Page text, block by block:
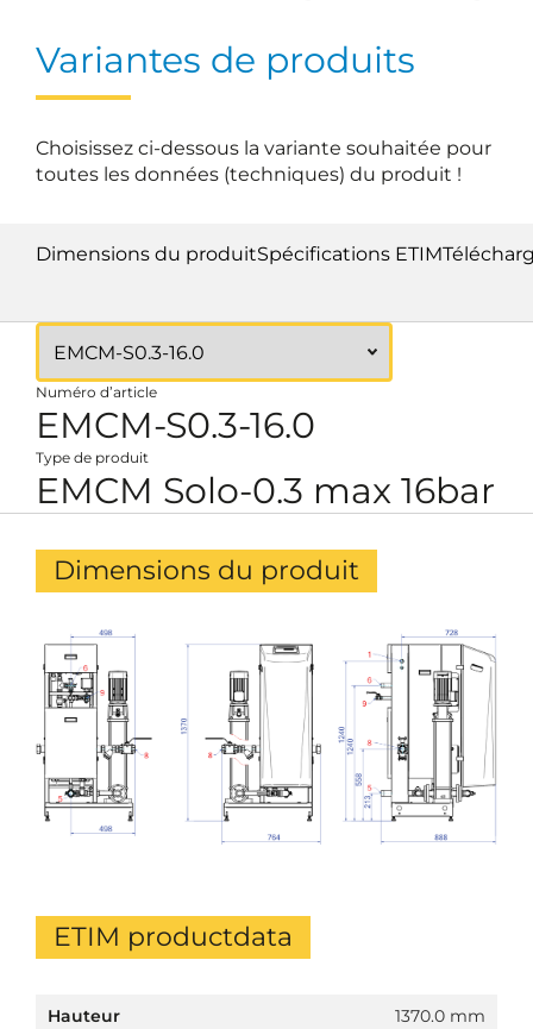
Variantes de produits
Choisissez ci-dessous la variante souhaitée pour
toutes les données (techniques) du produit !
Dimensions du produitSpécifications ETIM
Numéro d’article
EMCM-S0.3-16.0
Type de produit
EMCM Solo-0.3 max 16bar
Dimensions du produit
ETIM productdata
Hauteur
1370.0 mm